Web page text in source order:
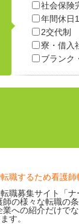
社会保険
年間休日
2交代制
寮・借入
ブランク
職するため看護師
職募集サイト「
の様々な転職の
業への紹介だけで
す。